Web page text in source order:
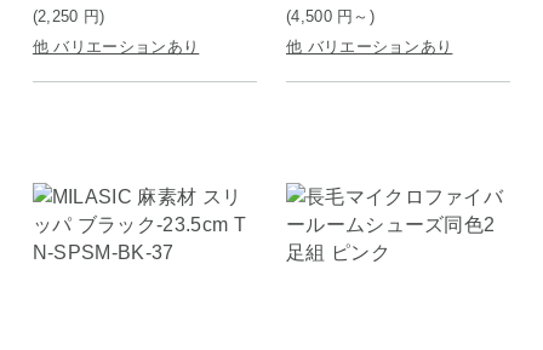
(2,250 円)
他 バリエーションあり
(4,500 円 ～)
他 バリエーションあり